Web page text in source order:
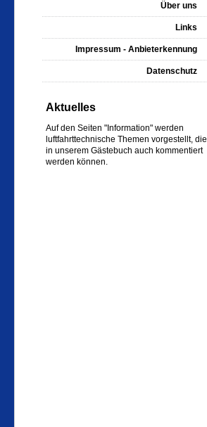
Über uns
Links
Impressum - Anbieterkennung
Datenschutz
Aktuelles
Auf den Seiten "Information" werden
luftfahrttechnische Themen vorgestellt, die
in unserem Gästebuch auch kommentiert
werden können.